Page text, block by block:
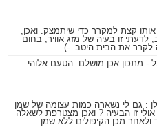
אותו קצת למקרר כדי שיתמצק. ואכן,
זו בעיה של מזג אוויר, בחום
לקרר את הבית היטב :-) ...
- מתכון אכן מושלם. הטעם אלוהי.
: גם לי נשארה כמות עצומה של שמן
אולי זו הבעיה ? ואכן מצטרפת לשאלה
מכן הקיפולים ללא שמן ...